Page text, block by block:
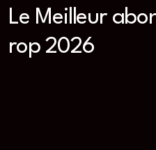
Le Meilleur
rop 2026